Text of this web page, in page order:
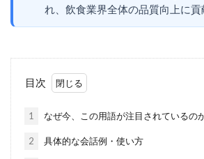
れ、飲食業界全体の品質向上に貢
目次
1 なぜ今、この用語が注目されているの
2 具体的な会話例・使い方